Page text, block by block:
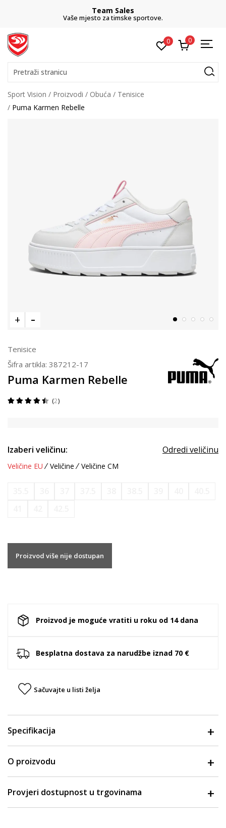
Team Sales
Vaše mjesto za timske sportove.
0 0
Pretraži stranicu
Sport Vision Proizvodi Obuća
Tenisice
Puma Karmen Rebelle
Tenisice
Šifra artikla: 387212-17
Puma Karmen Rebelle
2
Izaberi veličinu: Odredi veličinu
Veličine EU Veličine Veličine CM
Proizvod više nije dostupan
Proizvod je moguće vratiti u roku od 14 dana
Besplatna dostava za narudžbe iznad 70 €
Sačuvajte u listi želja
Specifikacija
O proizvodu
Provjeri dostupnost u trgovinama